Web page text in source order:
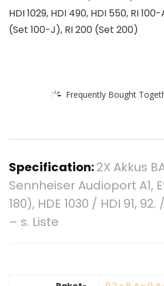
HDI 1029, HDI 490, HDI 550, RI
(Set 100-J), RI 200 (Set 200)
Frequently Bought
Specification:2X Akkus
Sennheiser Audioport A1,
180), HDE 1030 / HDI 91, 92.
– s. Liste